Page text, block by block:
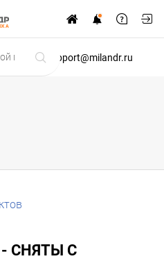
support@milandr.ru
- СНЯТЫ С